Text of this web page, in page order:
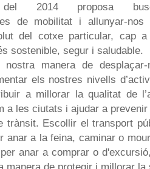
del 2014 proposa
de mobilitat i allunyar-nos
del cotxe particular, cap
sostenible, segur i saludable.
nostra manera de desplaçar-
els nostres nivells
a millorar la qualitat de
a les ciutats i ajudar a
trànsit. Escollir el transport
anar a la feina, caminar o
anar a comprar o
manera de protegir i millorar